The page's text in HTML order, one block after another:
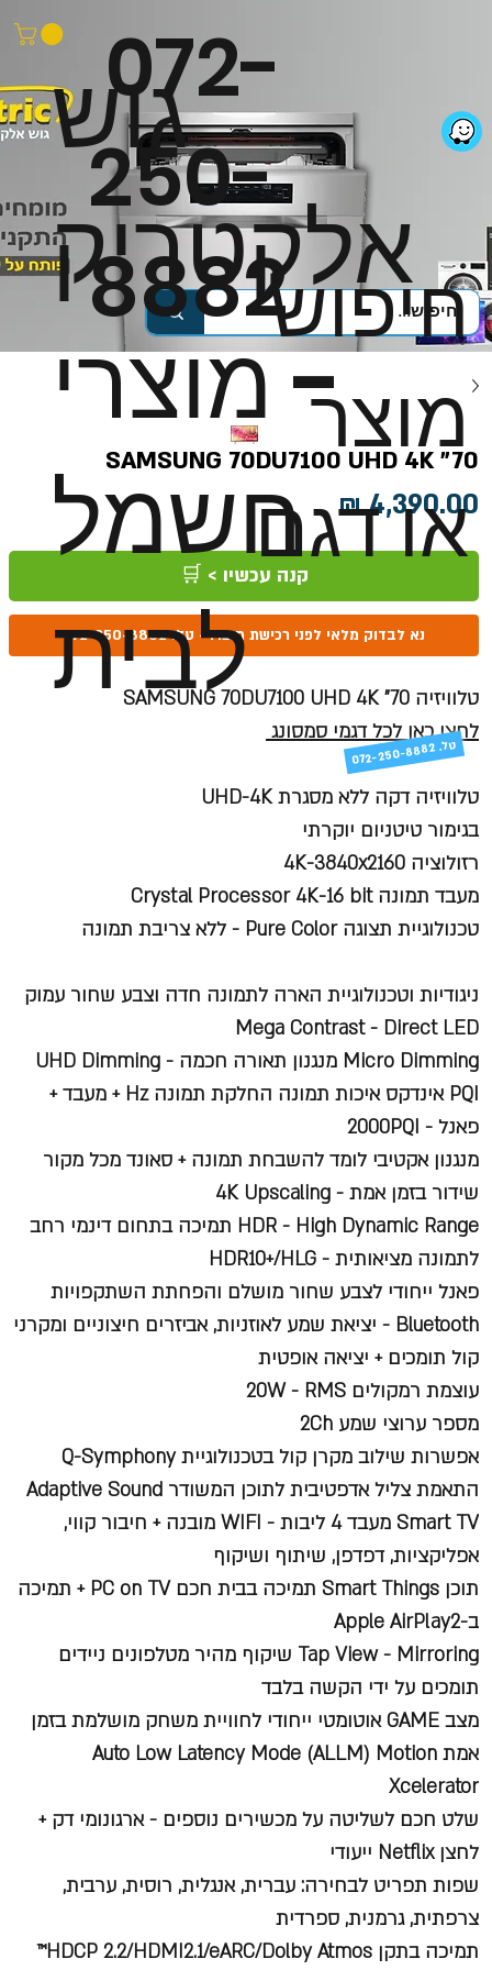
072-
250-
8882חיפוש
מוצר
או דגם
גוש
אלקטריק
- מוצרי
חשמל
לבית
SAMSUNG 70DU7100 UHD 4K "70
מחיר
קנה עכשיו > 🛒
נא לבדוק מלאי לפני רכישת מוצר! - טל: 072-250-8882
טלוויזיה SAMSUNG 70DU7100 UHD 4K "70
לחצו כאן לכל דגמי סמסונג
טלוויזיה דקה ללא מסגרתUHD-4K
בגימור טיטניום יוקרתי
רזולוציה 4 K-3840x2160
מעבד תמונהCrystal Processor 4K-16 bit
טכנולוגיית תצוגהPure Color - ללא צריבת תמונה
ניגודיות וטכנולוגיית הארה לתמונה חדה וצבע שחור עמוק
Mega Contrast - Direct LED
Micro Dimming מנגנון תאורה חכמה - UHD Dimming
PQI אינדקס איכות תמונה החלקת תמונהHz + מעבד +
פאנל - 2000 PQI
מנגנון אקטיבי לומד להשבחת תמונה + סאונד מכל מקור
שידור בזמן אמת - 4 K Upscaling
HDR - High Dynamic Range תמיכה בתחום דינמי רחב
לתמונה מציאותית - HDR10+/HLG
פאנל ייחודי לצבע שחור מושלם והפחתת השתקפויות
Bluetooth - יציאת שמע לאוזניות, אביזרים חיצוניים ומקרני
קול תומכים + יציאה אופטית
עוצמת רמקולים 20 W - RMS
מספר ערוצי שמע 2 Ch
אפשרות שילוב מקרן קול בטכנולוגייתQ-Symphony
התאמת צליל אדפטיבית לתוכן המשודר Adaptive Sound
Smart TV מעבד 4 ליבות - WIFIמובנה + חיבור קווי,
אפליקציות, דפדפן, שיתוף ושיקוף
תוכן Smart Things תמיכה בבית חכםPC on TV + תמיכה
ב-Apple AirPlay2
Tap View - Mirroring שיקוף מהיר מטלפונים ניידים
תומכים על ידי הקשה בלבד
מצב GAME אוטומטי ייחודי לחוויית משחק מושלמת בזמן
אמת Auto Low Latency Mode (ALLM) Motion
Xcelerator
שלט חכם לשליטה על מכשירים נוספים - ארגונומי דק +
לחצןNetflix ייעודי
שפות תפריט לבחירה: עברית, אנגלית, רוסית, ערבית,
צרפתית, גרמנית, ספרדית
תמיכה בתקן HDCP 2.2/HDMI2.1/eARC/Dolby Atmos
™
072-250-8882 .טל